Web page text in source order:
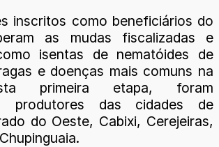
inscritos como beneficiários do
as mudas fiscalizadas e
isentas de nematóides de
e doenças mais comuns na
primeira etapa, foram
produtores das cidades de
do Oeste, Cabixi, Cerejeiras,